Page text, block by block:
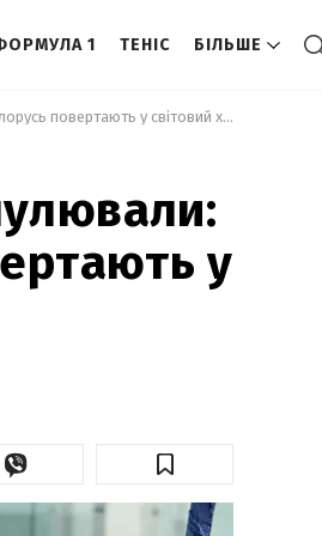
1 ТЕНІС БІЛЬШЕ
Недопуск офіційно анулювали: Росію та Білорусь повертають у світовий хокей
у